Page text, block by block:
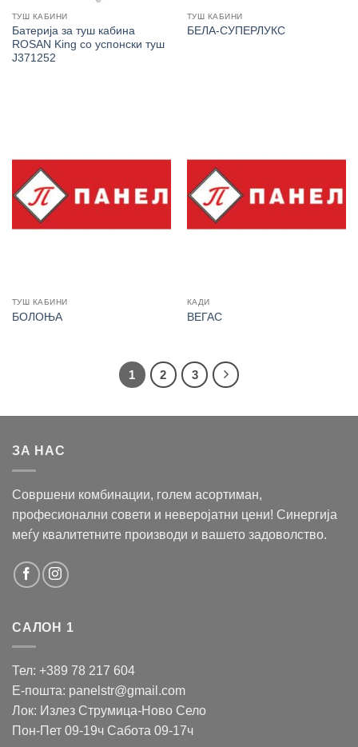
ТУШ КАБИНИ
Батерија за туш кабина
ROSAN King со успонски туш
J371252
ТУШ КАБИНИ
БЕЛА-СУПЕРЛУКС
ТУШ КАБИНИ
БОЛОЊА
КАДИ
ВЕГАС
1 2 3
ЗА НАС
Совршени комбинации, голем асортиман,
професионални совети и неверојатни цени! Синергија
меѓу квалитетните производи и вашето задоволство.
САЛОН 1
Тел: +389 78 217 604
Е-пошта: panelstr@gmail.com
Лок: Излез Струмица-Ново Село
Пон-Пет 09-19ч Сабота 09-17ч